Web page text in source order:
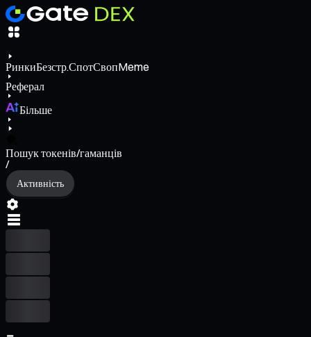
РинкиБезстр.СпотСвопMeme
Реферал
Більше
Пошук токенів/гаманців
/
Активність